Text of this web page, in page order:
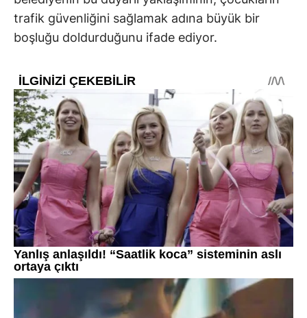
trafik güvenliğini sağlamak adına büyük bir
boşluğu doldurduğunu ifade ediyor.